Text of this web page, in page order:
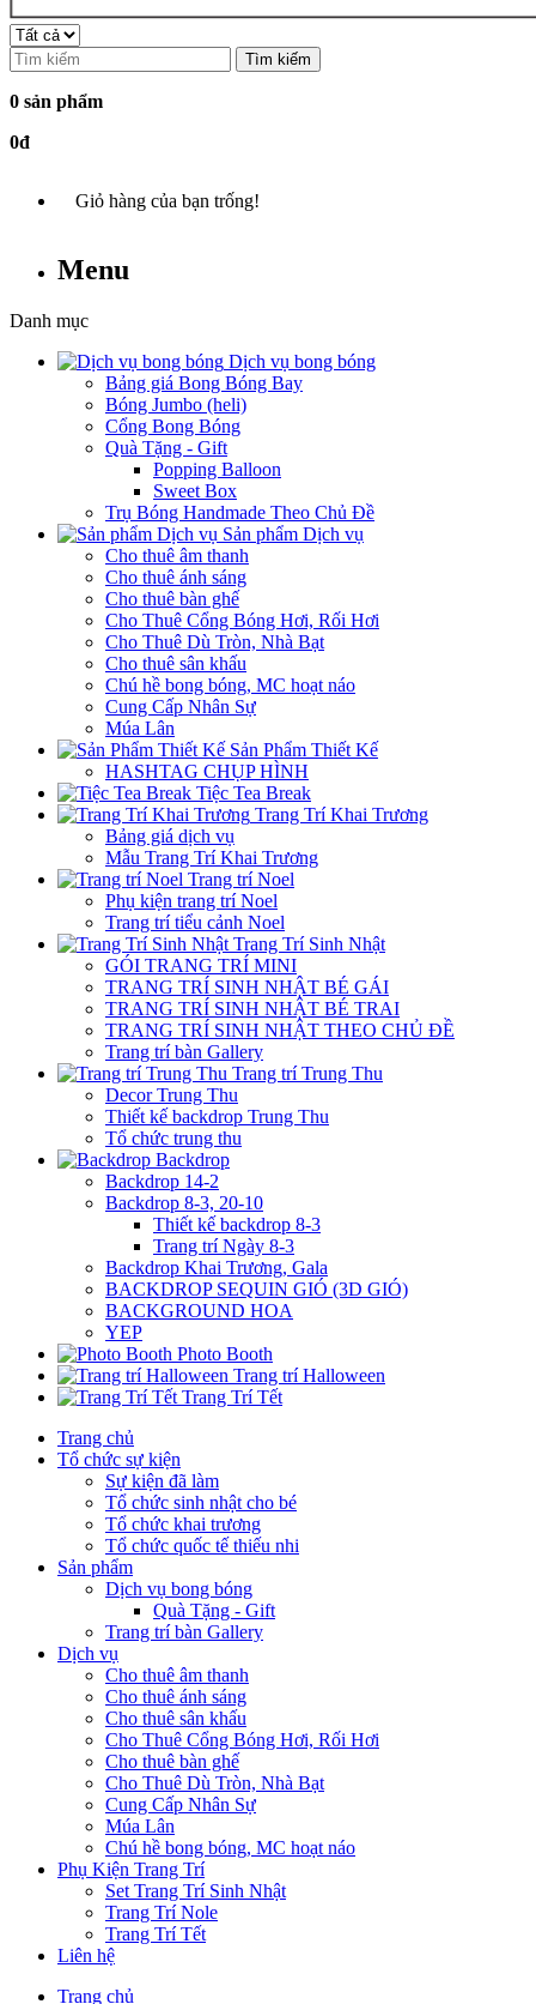
Tìm kiếm
0 sản phẩm
0đ
Giỏ hàng của bạn trống!
Menu
Danh mục
Dịch vụ bong bóng
Bảng giá Bong Bóng Bay
Bóng Jumbo (heli)
Cổng Bong Bóng
Quà Tặng - Gift
Popping Balloon
Sweet Box
Trụ Bóng Handmade Theo Chủ Đề
Sản phẩm Dịch vụ
Cho thuê âm thanh
Cho thuê ánh sáng
Cho thuê bàn ghế
Cho Thuê Cổng Bóng Hơi, Rối Hơi
Cho Thuê Dù Tròn, Nhà Bạt
Cho thuê sân khấu
Chú hề bong bóng, MC hoạt náo
Cung Cấp Nhân Sự
Múa Lân
Sản Phẩm Thiết Kế
HASHTAG CHỤP HÌNH
Tiệc Tea Break
Trang Trí Khai Trương
Bảng giá dịch vụ
Mẫu Trang Trí Khai Trương
Trang trí Noel
Phụ kiện trang trí Noel
Trang trí tiểu cảnh Noel
Trang Trí Sinh Nhật
GÓI TRANG TRÍ MINI
TRANG TRÍ SINH NHẬT BÉ GÁI
TRANG TRÍ SINH NHẬT BÉ TRAI
TRANG TRÍ SINH NHẬT THEO CHỦ ĐỀ
Trang trí bàn Gallery
Trang trí Trung Thu
Decor Trung Thu
Thiết kế backdrop Trung Thu
Tổ chức trung thu
Backdrop
Backdrop 14-2
Backdrop 8-3, 20-10
Thiết kế backdrop 8-3
Trang trí Ngày 8-3
Backdrop Khai Trương, Gala
BACKDROP SEQUIN GIÓ (3D GIÓ)
BACKGROUND HOA
YEP
Photo Booth
Trang trí Halloween
Trang Trí Tết
Trang chủ
Tổ chức sự kiện
Sự kiện đã làm
Tổ chức sinh nhật cho bé
Tổ chức khai trương
Tổ chức quốc tế thiếu nhi
Sản phẩm
Dịch vụ bong bóng
Quà Tặng - Gift
Trang trí bàn Gallery
Dịch vụ
Cho thuê âm thanh
Cho thuê ánh sáng
Cho thuê sân khấu
Cho Thuê Cổng Bóng Hơi, Rối Hơi
Cho thuê bàn ghế
Cho Thuê Dù Tròn, Nhà Bạt
Cung Cấp Nhân Sự
Múa Lân
Chú hề bong bóng, MC hoạt náo
Phụ Kiện Trang Trí
Set Trang Trí Sinh Nhật
Trang Trí Nole
Trang Trí Tết
Liên hệ
Trang chủ